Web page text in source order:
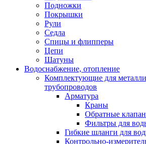
Подножки
Покрышки
Рули
Седла
Спицы и флипперы
Цепи
Шатуны
Водоснабжение, отопление
Комплектующие для
трубопроводов
Арматура
Краны
Обратные
Фильтры для
Гибкие шланги для
Контрольно-